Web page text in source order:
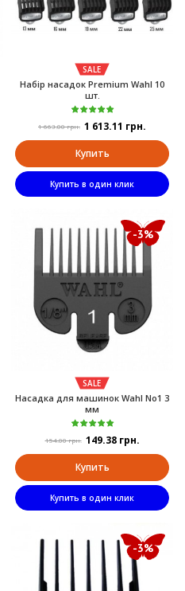
SALE
Набір насадок Premium Wahl 10
шт.
1 663.00 грн. 1 613.11 грн.
Купить
Купить в один клик
-3%
SALE
Насадка для машинок Wahl No1 3
мм
154.00 грн. 149.38 грн.
Купить
Купить в один клик
-3%